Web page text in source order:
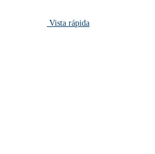
Vista rápida